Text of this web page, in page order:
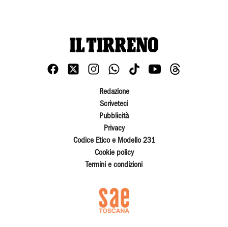
Redazione
Scriveteci
Pubblicità
Privacy
Codice Etico e Modello 231
Cookie policy
Termini e condizioni